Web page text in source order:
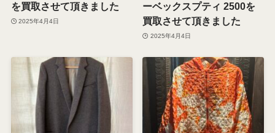
を買取させて頂きました
2025年4月4日
ーベックスプティ 2500を
買取させて頂きました
2025年4月4日